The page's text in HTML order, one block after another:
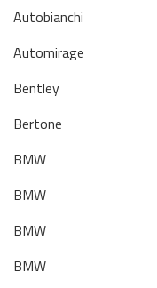
Autobianchi
Automirage
Bentley
Bertone
BMW
BMW
BMW
BMW